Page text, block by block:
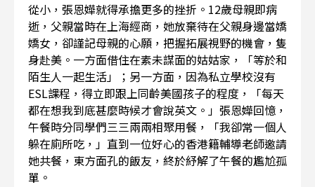
從小，張恩嬅就得承擔更多的挫折。12歲母親即病
逝，父親當時在上海經商，她放棄待在父親身邊當嬌
嬌女，卻謹記母親的心願，把握拓展視野的機會，隻
身赴美。一方面借住在素未謀面的姑姑家，「等於和
陌生人一起生活」；另一方面，因為私立學校沒有
ESL課程，得立即跟上同齡美國孩子的程度，「每天
都在想我到底甚麼時候才會說英文。」張恩嬅回憶，
午餐時分同學們三三兩兩相聚用餐，「我卻常一個人
躲在廁所吃，」直到一位好心的香港籍輔導老師邀請
她共餐，東方面孔的飯友，終於紓解了午餐的尷尬孤
單。